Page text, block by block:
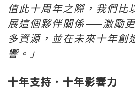
值此十周年之際，我們比
展這個夥伴關係——激勵
多資源，並在未來十年創
響。」
十年支持．十年影響力